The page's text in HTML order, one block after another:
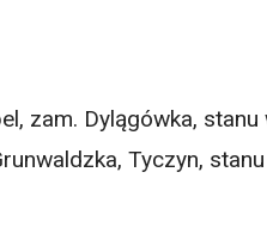
zam. Dylągówka,
Tyczyn,